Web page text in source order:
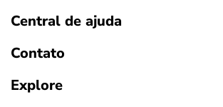
Central de ajuda
Contato
Explore